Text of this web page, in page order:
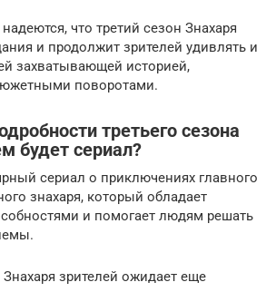
что третий сезон Знахаря
и продолжит зрителей удивлять и
захватывающей историей,
поворотами.
третьего сезона
будет сериал?
сериал о приключениях главного
знахаря, который обладает
и помогает людям решать
Знахаря зрителей ожидает еще